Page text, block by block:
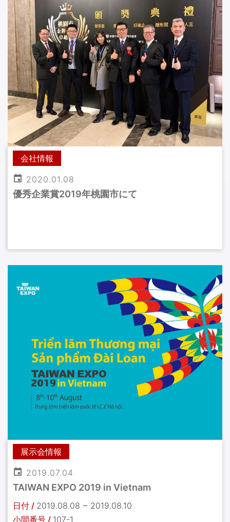
会社情報
2020.01.08
優秀企業賞2019年桃園市にて
展示会情報
2019.07.04
TAIWAN EXPO 2019 in Vietnam
日付 / 2019.08.08 ~ 2019.08.10
小間番号 / 107-1